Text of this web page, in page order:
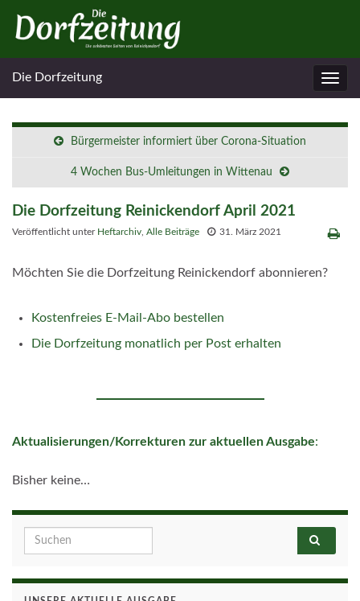
Die Dorfzeitung
Bürgermeister informiert über Corona-Situation
4 Wochen Bus-Umleitungen in Wittenau
Die Dorfzeitung Reinickendorf April 2021
Veröffentlicht unter Heftarchiv Alle Beiträge 31. März 2021
Möchten Sie die Dorfzeitung Reinickendorf abonnieren?
Kostenfreies E-Mail-Abo bestellen
Die Dorfzeitung monatlich per Post erhalten
Aktualisierungen/Korrekturen zur aktuellen Ausgabe:
Bisher keine…
Search for: